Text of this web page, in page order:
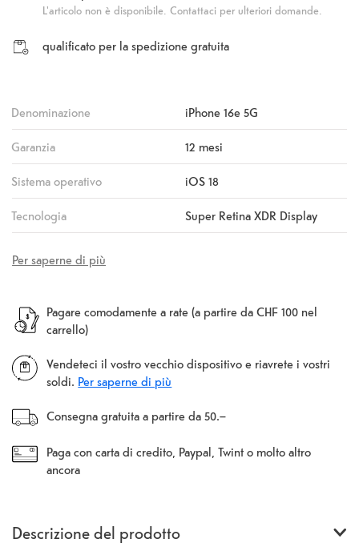
L'articolo non è disponibile. Contattaci per ulteriori domande.
qualificato per la spedizione gratuita
Denominazione iPhone 16e 5G
Garanzia 12 mesi
Sistema operativo iOS 18
Tecnologia Super Retina XDR Display
Per saperne di più
Pagare comodamente a rate (a partire da CHF 100 nel
carrello)
Vendeteci il vostro vecchio dispositivo e riavrete i vostri
soldi. Per saperne di più
Consegna gratuita a partire da 50.–
Paga con carta di credito, Paypal, Twint o molto altro
ancora
Descrizione del prodotto